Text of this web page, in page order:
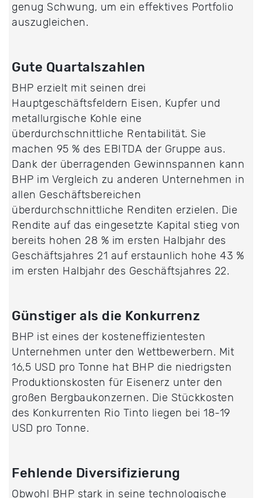
genug Schwung, um ein effektives Portfolio
auszugleichen.
Gute Quartalszahlen
BHP erzielt mit seinen drei
Hauptgeschäftsfeldern Eisen, Kupfer und
metallurgische Kohle eine
überdurchschnittliche Rentabilität. Sie
machen 95 % des EBITDA der Gruppe aus.
Dank der überragenden Gewinnspannen kann
BHP im Vergleich zu anderen Unternehmen in
allen Geschäftsbereichen
überdurchschnittliche Renditen erzielen. Die
Rendite auf das eingesetzte Kapital stieg von
bereits hohen 28 % im ersten Halbjahr des
Geschäftsjahres 21 auf erstaunlich hohe 43 %
im ersten Halbjahr des Geschäftsjahres 22.
Günstiger als die Konkurrenz
BHP ist eines der kosteneffizientesten
Unternehmen unter den Wettbewerbern. Mit
16,5 USD pro Tonne hat BHP die niedrigsten
Produktionskosten für Eisenerz unter den
großen Bergbaukonzernen. Die Stückkosten
des Konkurrenten Rio Tinto liegen bei 18-19
USD pro Tonne.
Fehlende Diversifizierung
Obwohl BHP stark in seine technologische